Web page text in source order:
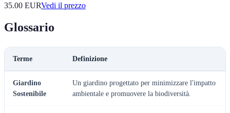
35.00 EURVedi il prezzo
Glossario
Terme Definizione
Giardino
Sostenibile
Un giardino progettato per minimizzare l'impatto
ambientale e promuovere la biodiversità.